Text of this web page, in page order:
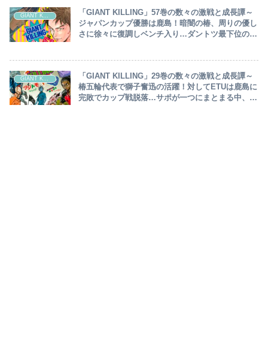
GIANT KILLING
「GIANT KILLING」57巻の数々の激戦と成長譚～
ジャパンカップ優勝は鹿島！暗闇の椿、周りの優し
さに徐々に復調しベンチ入り…ダントツ最下位の大
GIANT KILLING
「GIANT KILLING」29巻の数々の激戦と成長譚～
椿五輪代表で獅子奮迅の活躍！対してETUは鹿島に
完敗でカップ戦脱落…サポが一つにまとまる中、